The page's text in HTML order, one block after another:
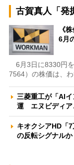
古賀真人「発
《
6月
6月3日に8330円を
7564）の株価は、
三菱重工が「AI
運 エヌビディ
キオクシアHD「
の反転シグナル